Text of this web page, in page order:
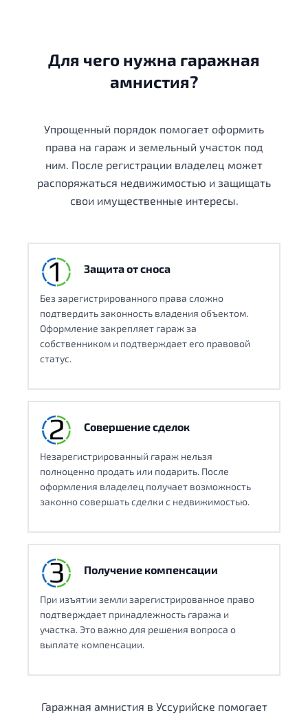
Для чего нужна гаражная
амнистия?
Упрощенный порядок помогает оформить
права на гараж и земельный участок под
ним. После регистрации владелец может
распоряжаться недвижимостью и защищать
свои имущественные интересы.
Защита от сноса
Без зарегистрированного права сложно
подтвердить законность владения объектом.
Оформление закрепляет гараж за
собственником и подтверждает его правовой
статус.
Совершение сделок
Незарегистрированный гараж нельзя
полноценно продать или подарить. После
оформления владелец получает возможность
законно совершать сделки с недвижимостью.
Получение компенсации
При изъятии земли зарегистрированное право
подтверждает принадлежность гаража и
участка. Это важно для решения вопроса о
выплате компенсации.
Гаражная амнистия в Уссурийске помогает